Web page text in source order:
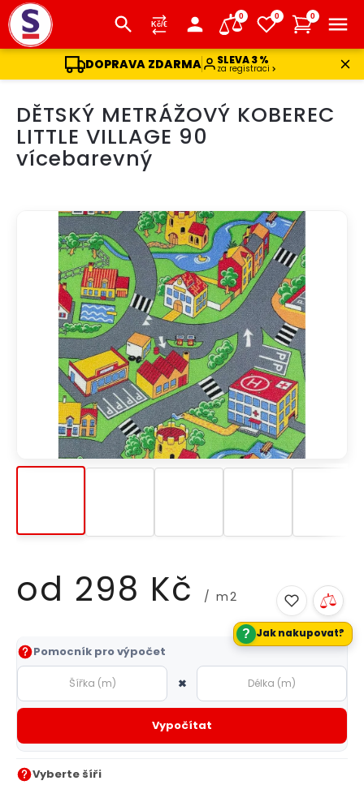
DOPRAVA ZDARMA SLEVA 3 %
za registraci
0 0 0
obsahDĚTSKÝ METRÁŽOVÝ KOBEREC
LITTLE VILLAGE 90
vícebarevný
od 298 Kč / m2
Měrná
cena:
Pomocník pro výpočet
×
Vypočítat
Vyberte šíři
? Jak nakupovat?